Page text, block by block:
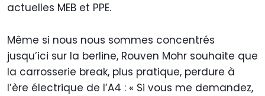
actuelles MEB et PPE.
Même si nous nous sommes concentrés
jusqu’ici sur la berline, Rouven Mohr souhaite que
la carrosserie break, plus pratique, perdure à
l’ère électrique de l’A4 : « Si vous me demandez,